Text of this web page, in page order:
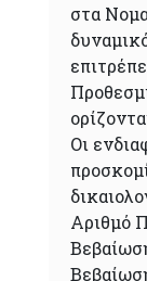
στα
Οι
Αριθμό